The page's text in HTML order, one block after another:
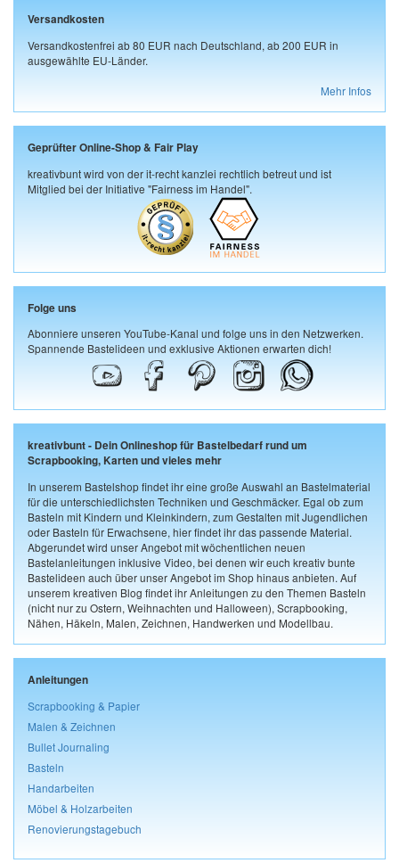
Versandkosten
Versandkostenfrei ab 80 EUR nach Deutschland, ab 200 EUR in
ausgewählte EU-Länder.
Mehr Infos
Geprüfter Online-Shop & Fair Play
kreativbunt wird von der it-recht kanzlei rechtlich betreut und ist
Mitglied bei der Initiative "Fairness im Handel".
Folge uns
Abonniere unseren YouTube-Kanal und folge uns in den Netzwerken.
Spannende Bastelideen und exklusive Aktionen erwarten dich!
kreativbunt - Dein Onlineshop für Bastelbedarf rund um
Scrapbooking, Karten und vieles mehr
In unserem Bastelshop findet ihr eine große Auswahl an Bastelmaterial
für die unterschiedlichsten Techniken und Geschmäcker. Egal ob zum
Basteln mit Kindern und Kleinkindern, zum Gestalten mit Jugendlichen
oder Basteln für Erwachsene, hier findet ihr das passende Material.
Abgerundet wird unser Angebot mit wöchentlichen neuen
Bastelanleitungen inklusive Video, bei denen wir euch kreativ bunte
Bastelideen auch über unser Angebot im Shop hinaus anbieten. Auf
unserem kreativen Blog findet ihr Anleitungen zu den Themen Basteln
(nicht nur zu Ostern, Weihnachten und Halloween), Scrapbooking,
Nähen, Häkeln, Malen, Zeichnen, Handwerken und Modellbau.
Anleitungen
Scrapbooking & Papier
Malen & Zeichnen
Bullet Journaling
Basteln
Handarbeiten
Möbel & Holzarbeiten
Renovierungstagebuch